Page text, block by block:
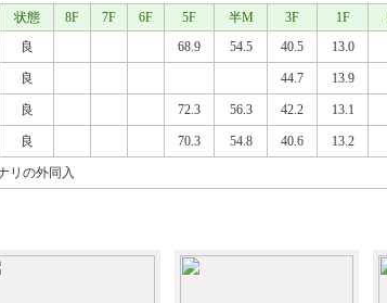
状態 8F 7F 6F 5F 半M 3F 1F
良 68.9 54.5 40.5 13.0
良 44.7 13.9
良 72.3 56.3 42.2 13.1
良 70.3 54.8 40.6 13.2
リの外同入